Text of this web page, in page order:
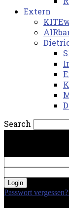
Extern
Search
Passwort